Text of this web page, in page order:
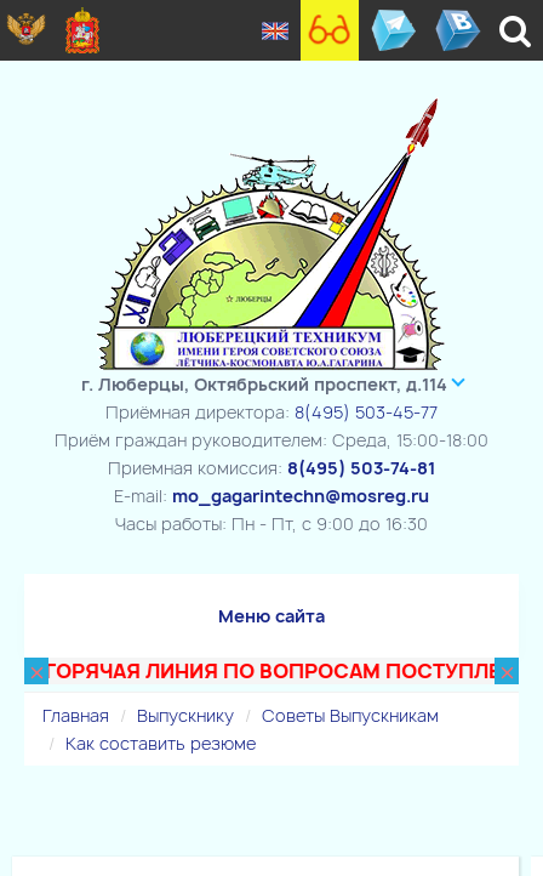
г. Люберцы, Октябрьский проспект, д.114
Приёмная директора: 8(495) 503-45-77
Приём граждан руководителем: Среда, 15:00-18:00
Приемная комиссия: 8(495) 503-74-81
E-mail: mo_gagarintechn@mosreg.ru
Часы работы: Пн - Пт, с 9:00 до 16:30
Меню сайта
×ГОРЯЧАЯ ЛИНИЯ ПО ВОПРОСАМ ПОСТУПЛЕНИЯ
×
Главная Выпускнику
Советы Выпускникам
Как составить резюме